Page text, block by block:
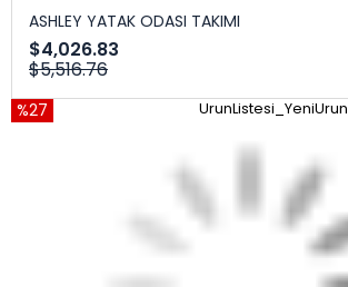
ASHLEY YATAK ODASI TAKIMI
$4,026.83
$5,516.76
%27 UrunListesi_YeniUrun